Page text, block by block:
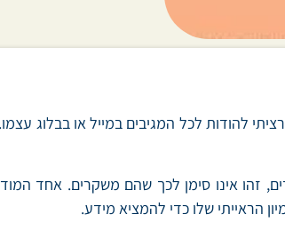
להודות לכל המגיבים במייל או בבלוג
הראייתי שלו כדי להמציא מידע.